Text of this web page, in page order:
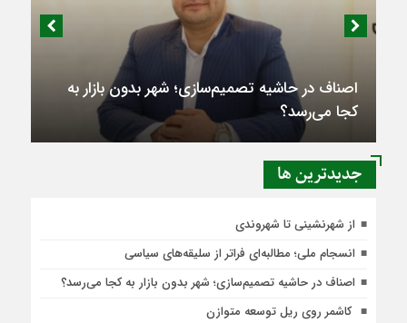
اصناف در حاشیه تصمیم‌سازی؛ شهر بدون بازار به
کجا می‌رسد؟
جديدترين ها
از شهرنشینی تا شهروندی
انسجام ملی؛ مطالبه‌ای فراتر از سلیقه‌های سیاسی
اصناف در حاشیه تصمیم‌سازی؛ شهر بدون بازار به کجا می‌رسد؟
کاشمر روی ریل توسعه متوازن